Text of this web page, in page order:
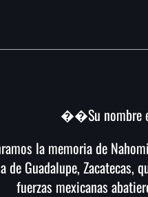
��Su nombre
la memoria de
de Guadalupe, Zacatecas,
fuerzas mexicanas